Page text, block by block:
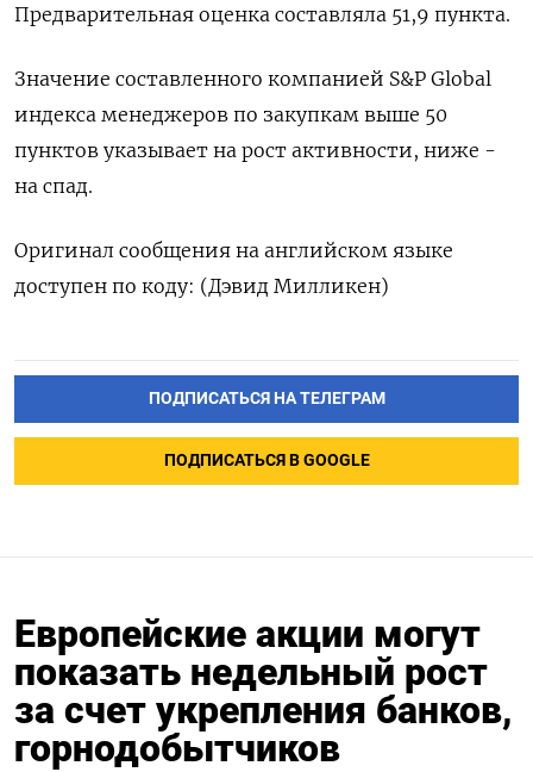
Предварительная оценка составляла 51,9 пункта.
Значение составленного компанией S&P Global
индекса менеджеров по закупкам выше 50
пунктов указывает на рост активности, ниже -
на спад.
Оригинал сообщения на английском языке
доступен по коду: (Дэвид Милликен)
ПОДПИСАТЬСЯ НА ТЕЛЕГРАМ
ПОДПИСАТЬСЯ В GOOGLE
Европейские акции могут
показать недельный рост
за счет укрепления банков,
горнодобытчиков